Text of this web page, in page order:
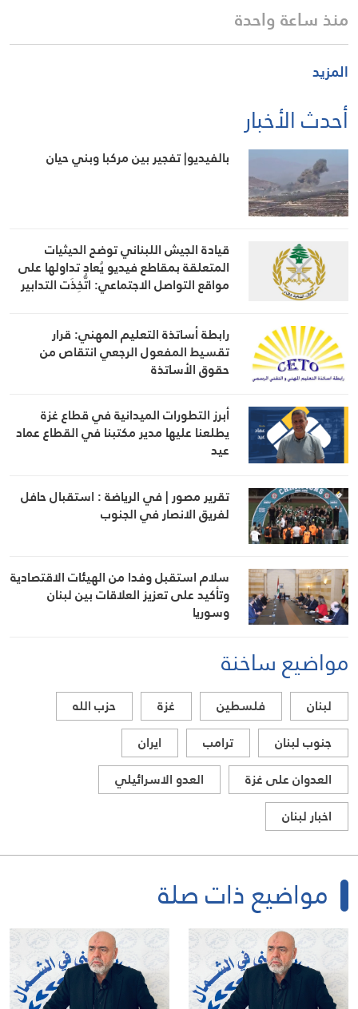
منذ ساعة واحدة
المزيد
أحدث الأخبار
بالفيديو| تفجير بين مركبا وبني حيان
قيادة الجيش اللبناني توضح الحيثيات
المتعلقة بمقاطع فيديو يُعاد تداولها على
مواقع التواصل الاجتماعي: اتُّخِذَت التدابير
رابطة أساتذة التعليم المهني: قرار
تقسيط المفعول الرجعي انتقاص من
حقوق الأساتذة
أبرز التطورات الميدانية في قطاع غزة
يطلعنا عليها مدير مكتبنا في القطاع عماد
عيد
تقرير مصور | في الرياضة : استقبال حافل
لفريق الانصار في الجنوب
سلام استقبل وفدا من الهيئات الاقتصادية
وتأكيد على تعزيز العلاقات بين لبنان
وسوريا
مواضيع ساخنة
لبنان فلسطين غزة
حزب الله
جنوب لبنان
ترامب
ايران
العدوان على غزة
العدو الاسرائيلي
اخبار لبنان
مواضيع ذات صلة